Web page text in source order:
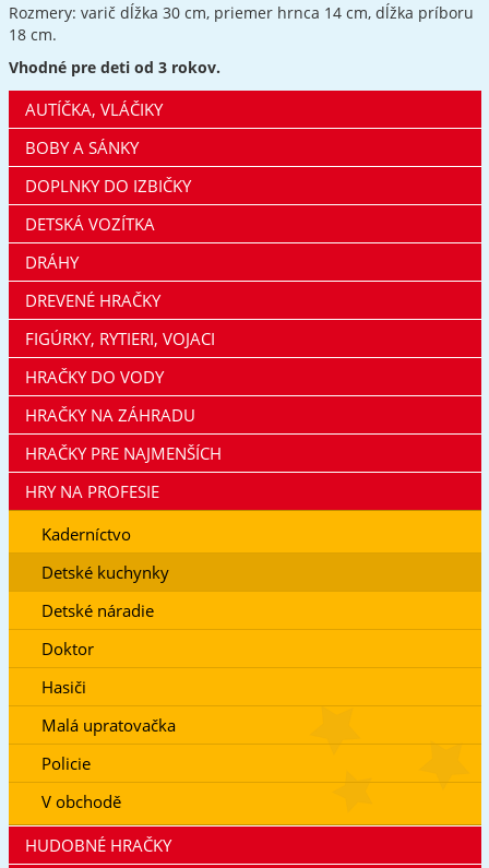
Rozmery: varič dĺžka 30 cm, priemer hrnca 14 cm, dĺžka príboru
18 cm.
Vhodné pre deti od 3 rokov.
AUTÍČKA, VLÁČIKY
BOBY A SÁNKY
DOPLNKY DO IZBIČKY
DETSKÁ VOZÍTKA
DRÁHY
DREVENÉ HRAČKY
FIGÚRKY, RYTIERI, VOJACI
HRAČKY DO VODY
HRAČKY NA ZÁHRADU
HRAČKY PRE NAJMENŠÍCH
HRY NA PROFESIE
Kaderníctvo
Detské kuchynky
Detské náradie
Doktor
Hasiči
Malá upratovačka
Policie
V obchodě
HUDOBNÉ HRAČKY